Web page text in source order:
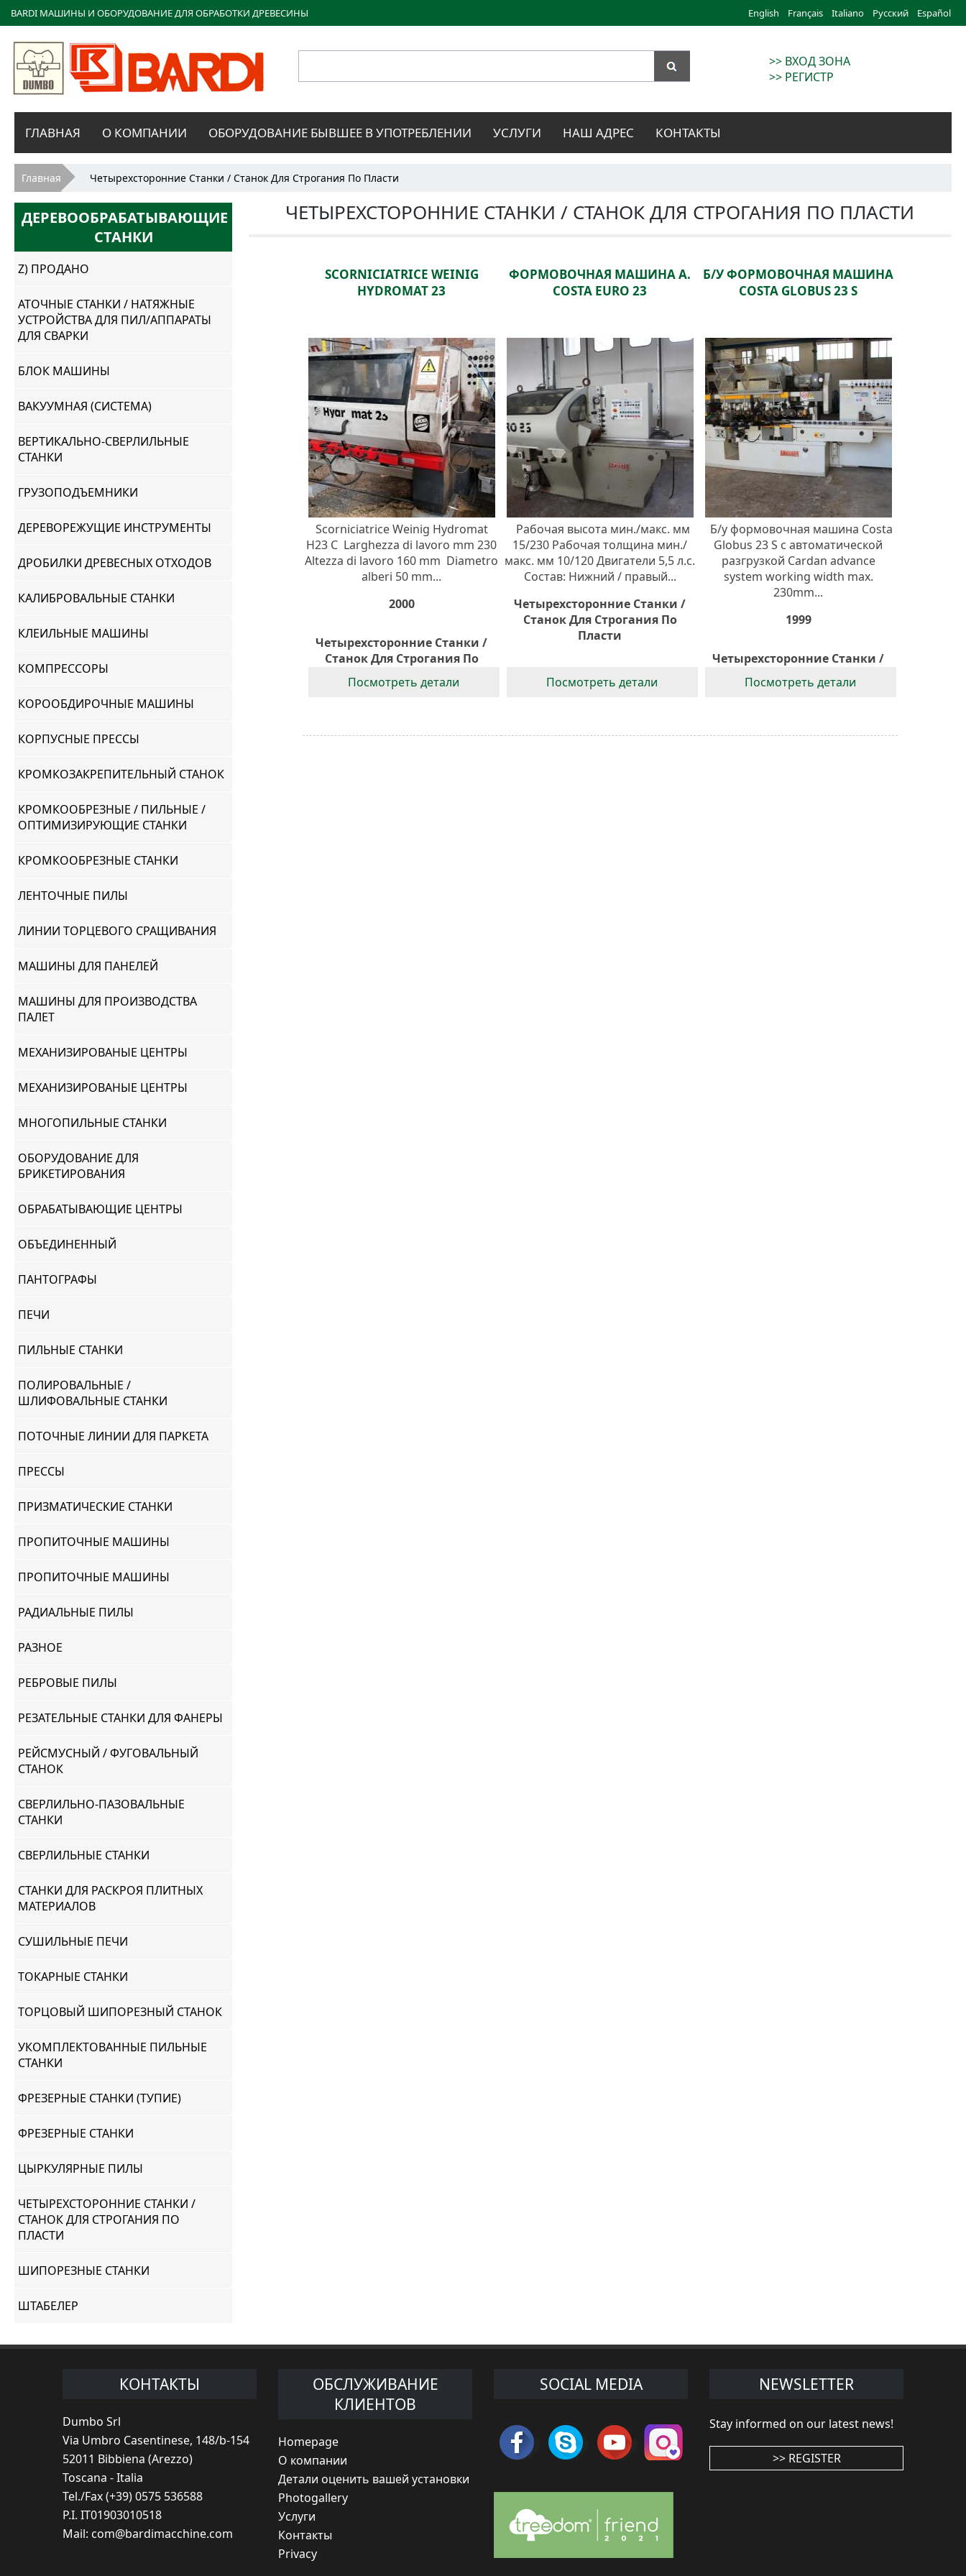
основному
BARDI МАШИНЫ И ОБОРУДОВАНИЕ ДЛЯ ОБРАБОТКИ ДРЕВЕСИНЫ English Français Italiano Русский Español
Bardi
Macchine
>> ВХОД ЗОНА
>> РЕГИСТР
ГЛАВНАЯ О КОМПАНИИ ОБОРУДОВАНИЕ БЫВШЕЕ В УПОТРЕБЛЕНИИ УСЛУГИ НАШ АДРЕС КОНТАКТЫ
Главная Четырехсторонние Станки / Станок Для Строгания По Пласти
ЧЕТЫРЕХСТОРОННИЕ СТАНКИ / СТАНОК ДЛЯ СТРОГАНИЯ ПО ПЛАСТИ
SCORNICIATRICE WEINIG
HYDROMAT 23
Scorniciatrice Weinig Hydromat
H23 C Larghezza di lavoro mm 230
Altezza di lavoro 160 mm Diametro
alberi 50 mm...
2000
Четырехсторонние Станки /
Станок Для Строгания По
Посмотреть детали
ФОРМОВОЧНАЯ МАШИНА A.
COSTA EURO 23
Рабочая высота мин./макс. мм
15/230 Рабочая толщина мин./
макс. мм 10/120 Двигатели 5,5 л.с.
Состав: Нижний / правый...
Четырехсторонние Станки /
Станок Для Строгания По
Пласти
Посмотреть детали
Б/У ФОРМОВОЧНАЯ МАШИНА
COSTA GLOBUS 23 S
Б/у формовочная машина Costa
Globus 23 S с автоматической
разгрузкой Cardan advance
system working width max.
230mm...
1999
Четырехсторонние Станки /
Станок Для Строгания По
Пласти
Посмотреть детали
ДЕРЕВООБРАБАТЫВАЮЩИЕ
СТАНКИ
Z) ПРОДАНО
АТОЧНЫЕ СТАНКИ / НАТЯЖНЫЕ
УСТРОЙСТВА ДЛЯ ПИЛ/АППАРАТЫ
ДЛЯ СВАРКИ
БЛОК МАШИНЫ
ВАКУУМНАЯ (СИСТЕМА)
ВЕРТИКАЛЬНО-СВЕРЛИЛЬНЫЕ
СТАНКИ
ГРУЗОПОДЪЕМНИКИ
ДЕРЕВОРЕЖУЩИЕ ИНСТРУМЕНТЫ
ДРОБИЛКИ ДРЕВЕСНЫХ ОТХОДОВ
КАЛИБРОВАЛЬНЫЕ СТАНКИ
КЛЕИЛЬНЫЕ МАШИНЫ
КОМПРЕССОРЫ
КОРООБДИРОЧНЫЕ МАШИНЫ
КОРПУСНЫЕ ПРЕССЫ
КРОМКОЗАКРЕПИТЕЛЬНЫЙ СТАНОК
КРОМКООБРЕЗНЫЕ / ПИЛЬНЫЕ /
ОПТИМИЗИРУЮЩИЕ СТАНКИ
КРОМКООБРЕЗНЫЕ СТАНКИ
ЛЕНТОЧНЫЕ ПИЛЫ
ЛИНИИ ТОРЦЕВОГО СРАЩИВАНИЯ
МАШИНЫ ДЛЯ ПАНЕЛЕЙ
МАШИНЫ ДЛЯ ПРОИЗВОДСТВА
ПАЛЕТ
МЕХАНИЗИРОВАНЫЕ ЦЕНТРЫ
МЕХАНИЗИРОВАНЫЕ ЦЕНТРЫ
МНОГОПИЛЬНЫЕ СТАНКИ
ОБОРУДОВАНИЕ ДЛЯ
БРИКЕТИРОВАНИЯ
ОБРАБАТЫВАЮЩИЕ ЦЕНТРЫ
ОБЪЕДИНЕННЫЙ
ПАНТОГРАФЫ
ПЕЧИ
ПИЛЬНЫЕ СТАНКИ
ПОЛИРОВАЛЬНЫЕ /
ШЛИФОВАЛЬНЫЕ СТАНКИ
ПОТОЧНЫЕ ЛИНИИ ДЛЯ ПАРКЕТА
ПРЕССЫ
ПРИЗМАТИЧЕСКИЕ СТАНКИ
ПРОПИТОЧНЫЕ МАШИНЫ
ПРОПИТОЧНЫЕ МАШИНЫ
РАДИАЛЬНЫЕ ПИЛЫ
РАЗНОЕ
РЕБРОВЫЕ ПИЛЫ
РЕЗАТЕЛЬНЫЕ СТАНКИ ДЛЯ ФАНЕРЫ
РЕЙСМУСНЫЙ / ФУГОВАЛЬНЫЙ
СТАНОК
СВЕРЛИЛЬНО-ПАЗОВАЛЬНЫЕ
СТАНКИ
СВЕРЛИЛЬНЫЕ СТАНКИ
СТАНКИ ДЛЯ РАСКРОЯ ПЛИТНЫХ
МАТЕРИАЛОВ
СУШИЛЬНЫЕ ПЕЧИ
ТОКАРНЫЕ СТАНКИ
ТОРЦОВЫЙ ШИПОРЕЗНЫЙ СТАНОК
УКОМПЛЕКТОВАННЫЕ ПИЛЬНЫЕ
СТАНКИ
ФРЕЗЕРНЫЕ СТАНКИ (ТУПИЕ)
ФРЕЗЕРНЫЕ СТАНКИ
ЦЫРКУЛЯРНЫЕ ПИЛЫ
ЧЕТЫРЕХСТОРОННИЕ СТАНКИ /
СТАНОК ДЛЯ СТРОГАНИЯ ПО
ПЛАСТИ
ШИПОРЕЗНЫЕ СТАНКИ
ШТАБЕЛЕР
КОНТАКТЫ
Dumbo Srl
Via Umbro Casentinese, 148/b-154
52011 Bibbiena (Arezzo)
Toscana - Italia
Tel./Fax (+39) 0575 536588
P.I. IT01903010518
Mail: com@bardimacchine.com
ОБСЛУЖИВАНИЕ
КЛИЕНТОВ
Homepage
O компании
Детали оценить вашей установки
Photogallery
Услуги
Контакты
Privacy
SOCIAL MEDIA NEWSLETTER
Stay informed on our latest news!
>> REGISTER